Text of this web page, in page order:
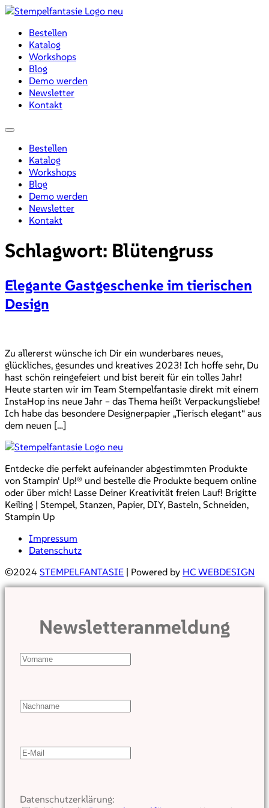
Zum
wechselnBestellen
Katalog
Workshops
Blog
Demo werden
Newsletter
Kontakt
Menü
Bestellen
Katalog
Workshops
Blog
Demo werden
Newsletter
Kontakt
Schlagwort: Blütengruss
Elegante Gastgeschenke im tierischen
Design
Zu allererst wünsche ich Dir ein wunderbares neues,
glückliches, gesundes und kreatives 2023! Ich hoffe sehr, Du
hast schön reingefeiert und bist bereit für ein tolles Jahr!
Heute starten wir im Team Stempelfantasie direkt mit einem
InstaHop ins neue Jahr – das Thema heißt Verpackungsliebe!
Ich habe das besondere Designerpapier „Tierisch elegant“ aus
dem neuen […]
Entdecke die perfekt aufeinander abgestimmten Produkte
von Stampin‘ Up!® und bestelle die Produkte bequem online
oder über mich! Lasse Deiner Kreativität freien Lauf! Brigitte
Keiling | Stempel, Stanzen, Papier, DIY, Basteln, Schneiden,
Stampin Up
Impressum
Datenschutz
©2024 STEMPELFANTASIE | Powered by HC WEBDESIGN
Newsletteranmeldung
Datenschutzerklärung: